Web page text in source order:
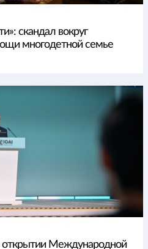
скандал вокруг
многодетной семье
открытии Международной